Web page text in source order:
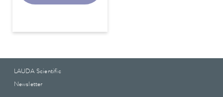
LAUDA Scientific
Newsletter